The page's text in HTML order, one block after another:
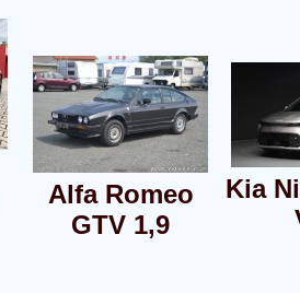
Alfa Romeo
GTV 1,9
Kia